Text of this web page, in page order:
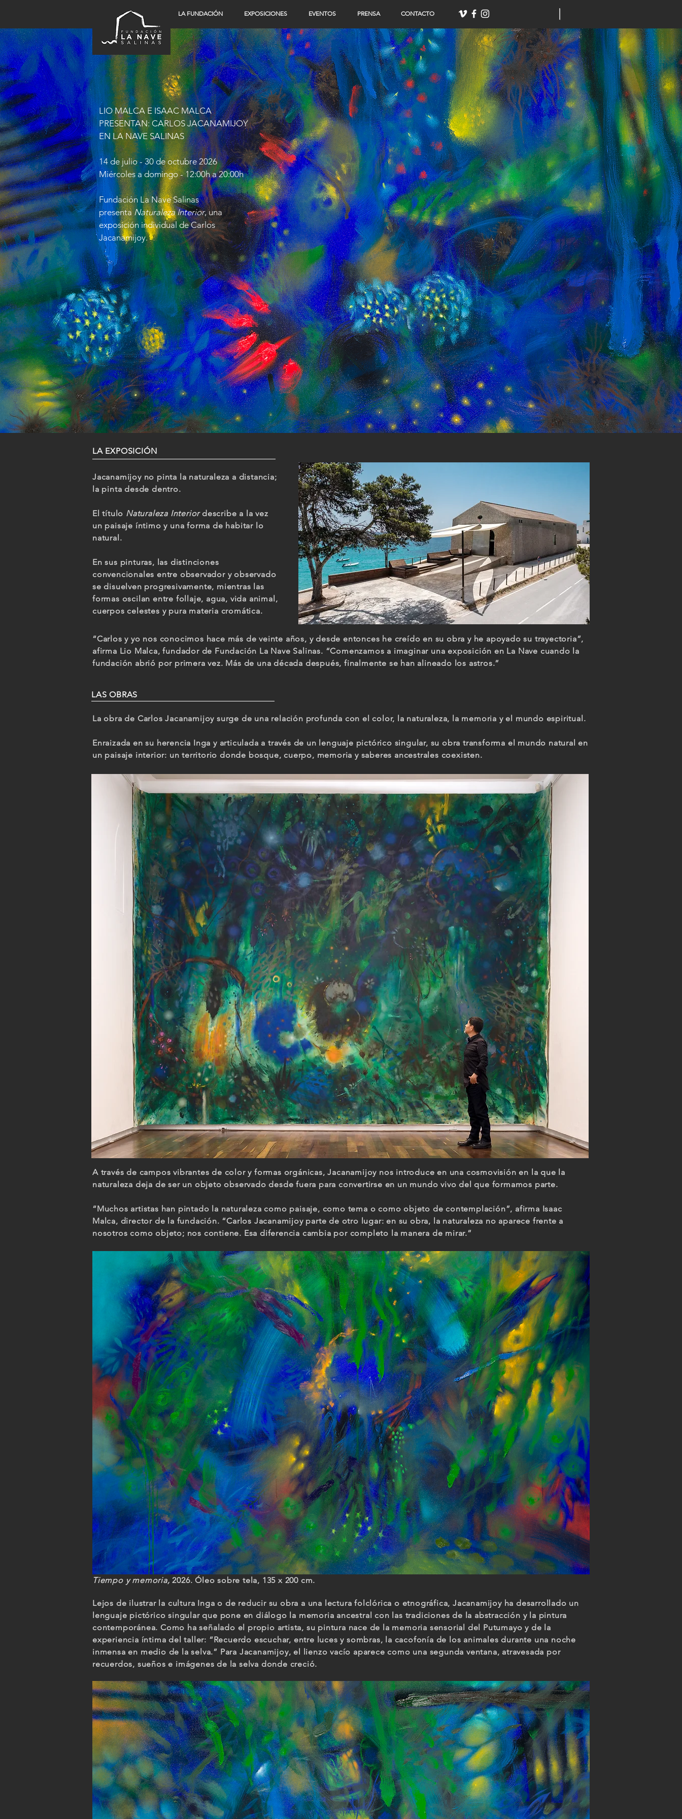
LA FUNDACIÓN EXPOSICIONES EVENTOS PRENSA CONTACTO
LIO MALCA E ISAAC MALCA
PRESENTAN: CARLOS JACANAMIJOY
EN LA NAVE SALINAS
14 de julio - 30 de octubre 2026
Miércoles a domingo - 12:00h a 20:00h
Fundación La Nave Salinas
presentaNaturaleza Interior, una
exposición individual de Carlos
Jacanamijoy.
LA EXPOSICIÓN
Jacanamijoy no pinta la naturaleza a distancia;
la pinta desde dentro.
El título Naturaleza Interiordescribe a la vez
un paisaje íntimo y una forma de habitar lo
natural.
En sus pinturas, las distinciones
convencionales entre observador y observado
se disuelven progresivamente, mientras las
formas oscilan entre follaje, agua, vida animal,
cuerpos celestes y pura materia cromática.
“Carlos y yo nos conocimos hace más de veinte años, y desde entonces he creído en su obra y he apoyado su trayectoria”,
afirma Lio Malca, fundador de Fundación La Nave Salinas. “Comenzamos a imaginar una exposición en La Nave cuando la
fundación abrió por primera vez. Más de una década después, finalmente se han alineado los astros.”
LAS OBRAS
La obra de Carlos Jacanamijoy surge de una relación profunda con el color, la naturaleza, la memoria y el mundo espiritual.
Enraizada en su herencia Inga y articulada a través de un lenguaje pictórico singular, su obra transforma el mundo natural en
un paisaje interior: un territorio donde bosque, cuerpo, memoria y saberes ancestrales coexisten.
A través de campos vibrantes de color y formas orgánicas, Jacanamijoy nos introduce en una cosmovisión en la que la
naturaleza deja de ser un objeto observado desde fuera para convertirse en un mundo vivo del que formamos parte.
“Muchos artistas han pintado la naturaleza como paisaje, como tema o como objeto de contemplación”, afirma Isaac
Malca, director de la fundación. “Carlos Jacanamijoy parte de otro lugar: en su obra, la naturaleza no aparece frente a
nosotros como objeto; nos contiene. Esa diferencia cambia por completo la manera de mirar.”
Tiempo y memoria,2026. Óleo sobre tela, 135 x 200 cm.
Lejos de ilustrar la cultura Inga o de reducir su obra a una lectura folclórica o etnográfica, Jacanamijoy ha desarrollado un
lenguaje pictórico singular que pone en diálogo la memoria ancestral con las tradiciones de la abstracción y la pintura
contemporánea. Como ha señalado el propio artista, su pintura nace de la memoria sensorial del Putumayo y de la
experiencia íntima del taller: “Recuerdo escuchar, entre luces y sombras, la cacofonía de los animales durante una noche
inmensa en medio de la selva.” Para Jacanamijoy, el lienzo vacío aparece como una segunda ventana, atravesada por
recuerdos, sueños e imágenes de la selva donde creció.